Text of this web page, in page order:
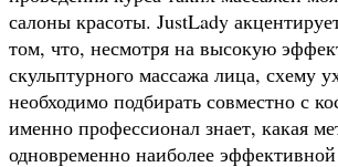
салоны красоты. JustLady
том, что, несмотря на высокую
скульптурного массажа лица, схему
необходимо подбирать совместно с
именно профессионал знает, какая
одновременно наиболее